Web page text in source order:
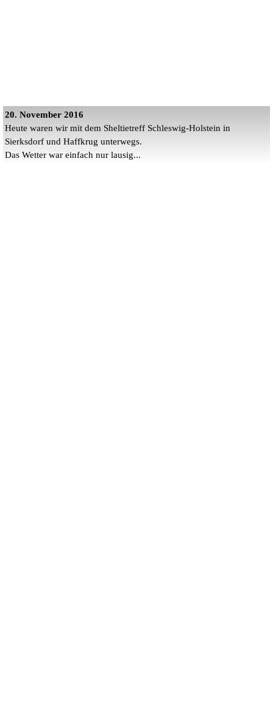
20. November 2016
Heute waren wir mit dem Sheltietreff Schleswig-Holstein in
Sierksdorf und Haffkrug unterwegs.
Das Wetter war einfach nur lausig...